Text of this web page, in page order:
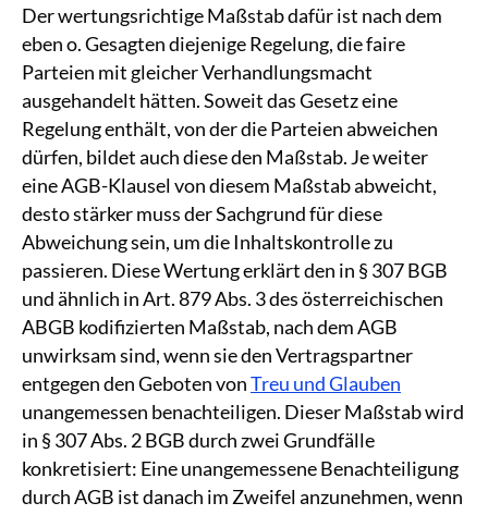
Der wertungsrichtige Maßstab dafür ist nach dem
eben o. Gesagten diejenige Regelung, die faire
Parteien mit gleicher Verhandlungsmacht
ausgehandelt hätten. Soweit das Gesetz eine
Regelung enthält, von der die Parteien abweichen
dürfen, bildet auch diese den Maßstab. Je weiter
eine AGB-Klausel von diesem Maßstab abweicht,
desto stärker muss der Sachgrund für diese
Abweichung sein, um die Inhaltskontrolle zu
passieren. Diese Wertung erklärt den in § 307 BGB
und ähnlich in Art. 879 Abs. 3 des österreichischen
ABGB kodifizierten Maßstab, nach dem AGB
unwirksam sind, wenn sie den Vertragspartner
entgegen den Geboten vonTreu und Glauben
unangemessen benachteiligen. Dieser Maßstab wird
in § 307 Abs. 2 BGB durch zwei Grundfälle
konkretisiert: Eine unangemessene Benachteiligung
durch AGB ist danach im Zweifel anzunehmen, wenn